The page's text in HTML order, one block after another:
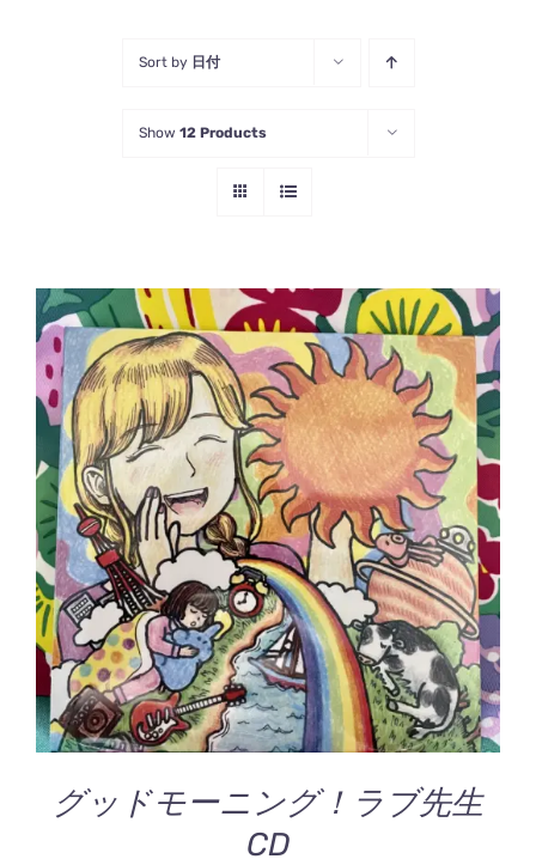
Sort by 日付
Show 12 Products
お買い物カゴに追加
/
詳細
グッドモーニング！ラブ先生
CD